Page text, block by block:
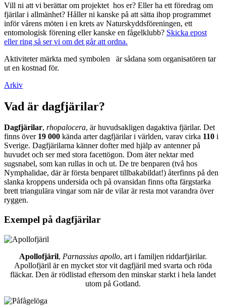
Vill ni att vi berättar om projektet hos er? Eller ha ett föredrag om
fjärilar i allmänhet? Håller ni kanske på att sätta ihop programmet
inför vårens möten i en krets av Naturskyddsföreningen, ett
entomologisk förening eller kanske en fågelklubb? Skicka epost
eller ring så ser vi om det går att ordna.
Aktiviteter märkta med symbolen
är sådana som organisatören tar
ut en kostnad för.
Arkiv
Vad är dagfjärilar?
Dagfjärilar, rhopalocera, är huvudsakligen dagaktiva fjärilar. Det
finns över 19 000 kända arter dagfjärilar i världen, varav cirka 110 i
Sverige. Dagfjärilarna känner dofter med hjälp av antenner på
huvudet och ser med stora facettögon. Dom äter nektar med
sugsnabel, som kan rullas in och ut. De tre benparen (två hos
Nymphalidae, där är första benparet tillbakabildat!) återfinns på den
slanka kroppens undersida och på ovansidan finns ofta färgstarka
brett triangulära vingar som när de vilar är resta mot varandra över
ryggen.
Exempel på dagfjärilar
Apollofjäril, Parnassius apollo, art i familjen riddarfjärilar.
Apollofjäril är en mycket stor vit dagfjäril med svarta och röda
fläckar. Den är rödlistad eftersom den minskar starkt i hela landet
utom på Gotland.